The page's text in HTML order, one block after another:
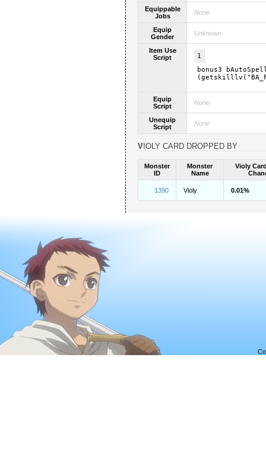
Equippable
Jobs
None
Equip
Gender
Unknown
Item Use
Script
1
bonus3
Equip
Script
None
Unequip
Script
None
VIOLY CARD DROPPED BY
Monster
ID
Monster
Name
Violy
1390 Violy 0.01%